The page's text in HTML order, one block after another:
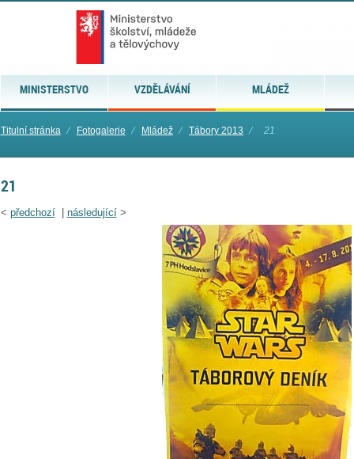
MINISTERSTVO VZDĚLÁVÁNÍ MLÁDEŽ
Titulní stránka ⁄ Fotogalerie ⁄ Mládež ⁄ Tábory 2013 ⁄ 21
21
< předchozí| následující>